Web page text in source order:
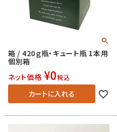
箱 / 420ｇ瓶・キュート瓶 1本用
個別箱
ネット価格 ¥0税込
カートに入れる